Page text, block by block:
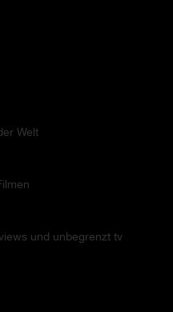
Welt
und unbegrenzt tv